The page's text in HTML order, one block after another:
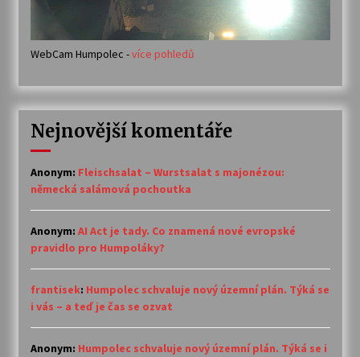
WebCam Humpolec -více pohledů
Nejnovější komentáře
Anonym: Fleischsalat – Wurstsalat s majonézou:
německá salámová pochoutka
Anonym: AI Act je tady. Co znamená nové evropské
pravidlo pro Humpoláky?
frantisek: Humpolec schvaluje nový územní plán. Týká se
i vás – a teď je čas se ozvat
Anonym: Humpolec schvaluje nový územní plán. Týká se i